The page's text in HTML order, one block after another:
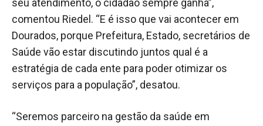
seu atendimento, o cidadão sempre ganha”,
comentou Riedel. “E é isso que vai acontecer em
Dourados, porque Prefeitura, Estado, secretários de
Saúde vão estar discutindo juntos qual é a
estratégia de cada ente para poder otimizar os
serviços para a população”, desatou.
“Seremos parceiro na gestão da saúde em